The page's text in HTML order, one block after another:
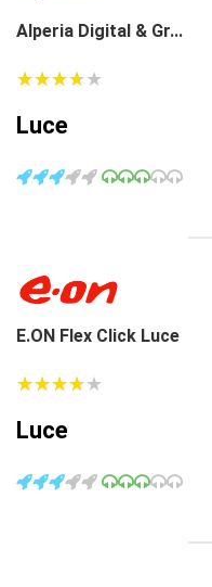
Alperia Digital & Gr...
★★★★★
★★★★★
Luce
E.ON Flex Click Luce
★★★★★
★★★★★
Luce